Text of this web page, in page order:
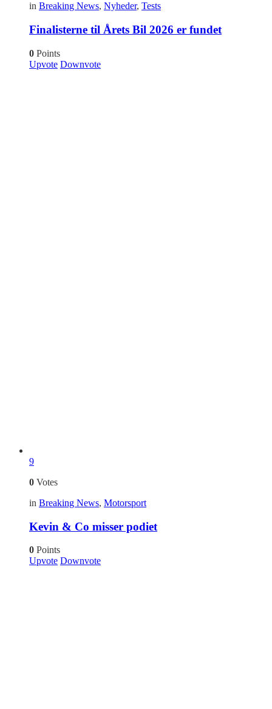
in Breaking News, Nyheder, Tests
Finalisterne til Årets Bil 2026 er fundet
0 Points
Upvote Downvote
9
0 Votes
in Breaking News, Motorsport
Kevin & Co misser podiet
0 Points
Upvote Downvote